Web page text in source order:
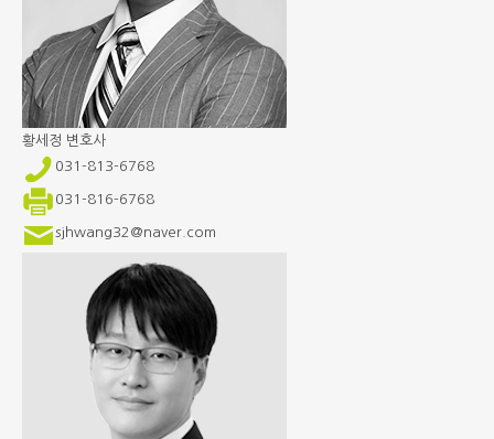
황세정 변호사
031-813-6768
031-816-6768
sjhwang32@naver.com